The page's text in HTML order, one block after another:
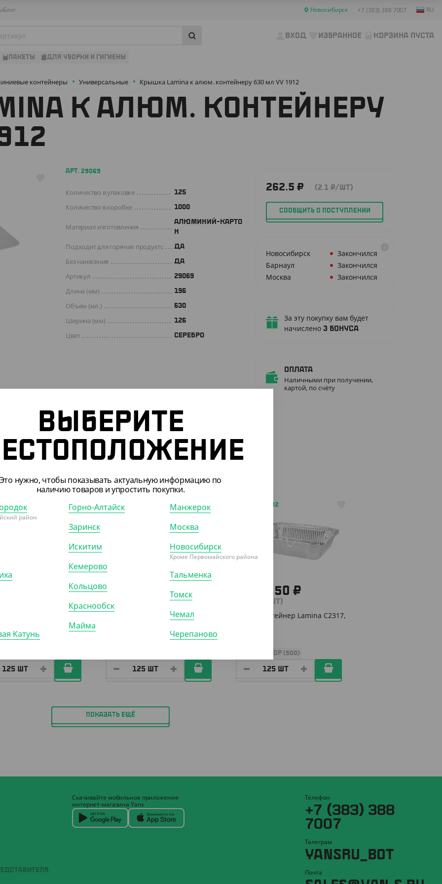
Блог Новосибирск +7 (383) 388 7007 RU
ВХОД ИЗБРАННОЕ КОРЗИНА ПУСТА
ПАКЕТЫ ДЛЯ УБОРКИ И ГИГИЕНЫ
контейнеры Универсальные Крышка Lamina к алюм. контейнеру 630 мл VV 1912
К АЛЮМ. КОНТЕЙНЕРУ
262.5 ₽ (2.1 ₽/ШТ)
СООБЩИТЬ О ПОСТУПЛЕНИИ
Новосибирск
Закончился
Барнаул
Закончился
Москва
Закончился
За эту покупку вам будет
начислено 3 бонуса
Оплата
Наличными при получении,
картой, по счёту
АРТ. 29069
Количество в упаковке 125
Количество в коробке 1000
Материал изготовления
АЛЮМИНИЙ-КАРТО
Н
Подходит для горячих продуктов ДА
Без нанесения ДА
Артикул 29069
Длина (мм) 196
Объем (мл.) 630
Ширина (мм) 126
Цвет СЕРЕБРО
₽
ШТ)
круглый
Y234, 232*45 / 1500 мл
АРТ. 2906601
902.50 ₽
(7.22 ₽/ШТ)
Алюм. контейнер Lamina C185,
АРТ. 2907802
1 482.50 ₽
(11.86 ₽/ШТ)
Алюм. контейнер Lamina C2317,
КОР (500)
ПОКАЗАТЬ ЕЩЁ
Скачивайте мобильное приложение
интернет-магазина Yans
Телефон
+7 (383) 388
7007
Телеграм
YANSRU_BOT
Почта
ВЫБЕРИТЕ
Это нужно, чтобы показывать актуальную информацию по
наличию товаров и упростить покупки.
район
Катунь
Горно-Алтайск
Заринск
Искитим
Кемерово
Кольцово
Краснообск
Майма
Манжерок
Москва
Новосибирск
Кроме Первомайского района
Тальменка
Томск
Чемал
Черепаново